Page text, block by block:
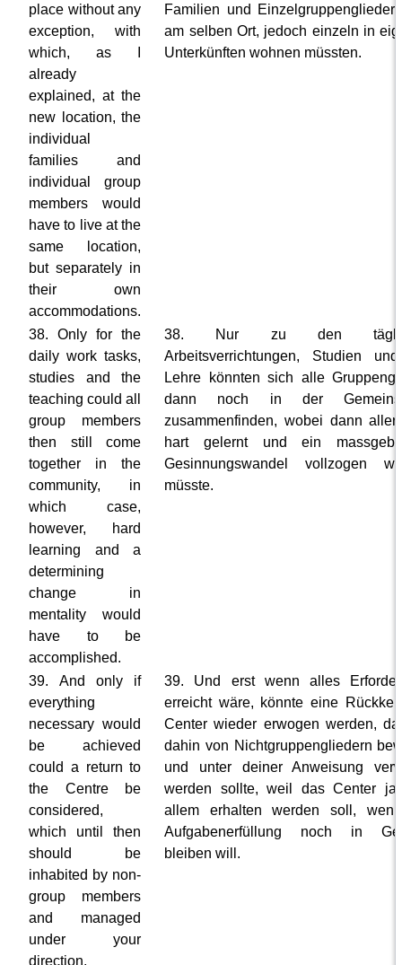
place without any
exception, with
which, as I
already
explained, at the
new location, the
individual
families and
individual group
members would
have to live at the
same location,
but separately in
their own
accommodations.
Familien und Einzelgruppenglieder
am selben Ort, jedoch einzeln in
Unterkünften wohnen müssten.
38. Only for the
daily work tasks,
studies and the
teaching could all
group members
then still come
together in the
community, in
which case,
however, hard
learning and a
determining
change in
mentality would
have to be
accomplished.
38. Nur zu den
Arbeitsverrichtungen, Studien
Lehre könnten sich alle
dann noch in der
zusammenfinden, wobei dann
hart gelernt und ein
Gesinnungswandel vollzogen
müsste.
39. And only if
everything
necessary would
be achieved
could a return to
the Centre be
considered,
which until then
should be
inhabited by non-
group members
and managed
under your
direction,
39. Und erst wenn alles
erreicht wäre, könnte eine
Center wieder erwogen werden,
dahin von Nichtgruppengliedern
und unter deiner Anweisung
werden sollte, weil das Center ja
allem erhalten werden soll,
Aufgabenerfüllung noch in
bleiben will.